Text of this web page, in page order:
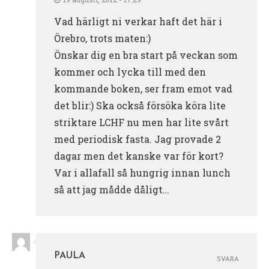
Vad härligt ni verkar haft det här i
Örebro, trots maten:)
Önskar dig en bra start på veckan som
kommer och lycka till med den
kommande boken, ser fram emot vad
det blir:) Ska också försöka köra lite
striktare LCHF nu men har lite svårt
med periodisk fasta. Jag provade 2
dagar men det kanske var för kort?
Var i allafall så hungrig innan lunch
så att jag mådde dåligt…
PAULA
SVARA